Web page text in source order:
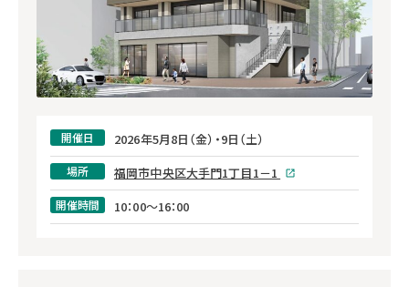
開催日 2026年5月8日（金）・9日（土）
場所 福岡市中央区大手門1丁目1－1
開催時間 10：00～16：00